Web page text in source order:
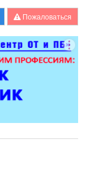
Пожаловаться